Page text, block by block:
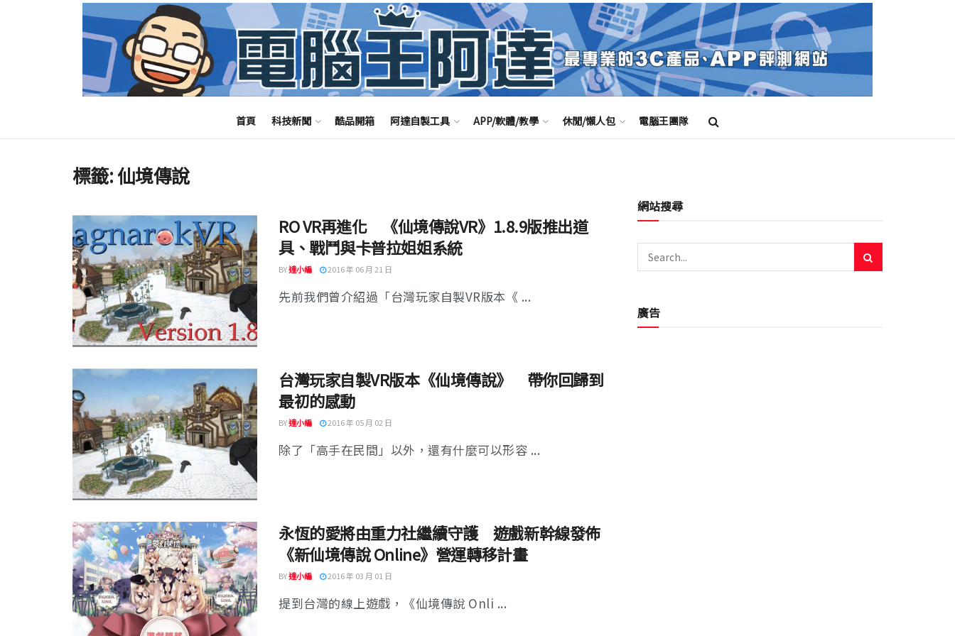
首頁 科技新聞 酷品開箱 阿達自製工具 APP/軟體/教學 休閒/懶人包 電腦王團隊
標籤:仙境傳說
RO VR再進化 《仙境傳說VR》1.8.9版推出道
具、戰鬥與卡普拉姐姐系統
BY達小編 2016 年 06 月 21 日
先前我們曾介紹過「台灣玩家自製VR版本《 ...
台灣玩家自製VR版本《仙境傳說》 帶你回歸到
最初的感動
BY達小編 2016 年 05 月 02 日
除了「高手在民間」以外，還有什麼可以形容 ...
永恆的愛將由重力社繼續守護 遊戲新幹線發佈
《新仙境傳說 Online》營運轉移計畫
BY達小編 2016 年 03 月 01 日
提到台灣的線上遊戲，《仙境傳說 Onli ...
網站搜尋
廣告